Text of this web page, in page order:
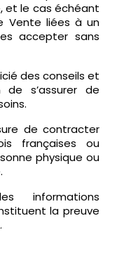
et le cas échéant
Vente liées à un
accepter sans
des conseils et
de s’assurer de
de contracter
françaises ou
physique ou
informations
la preuve